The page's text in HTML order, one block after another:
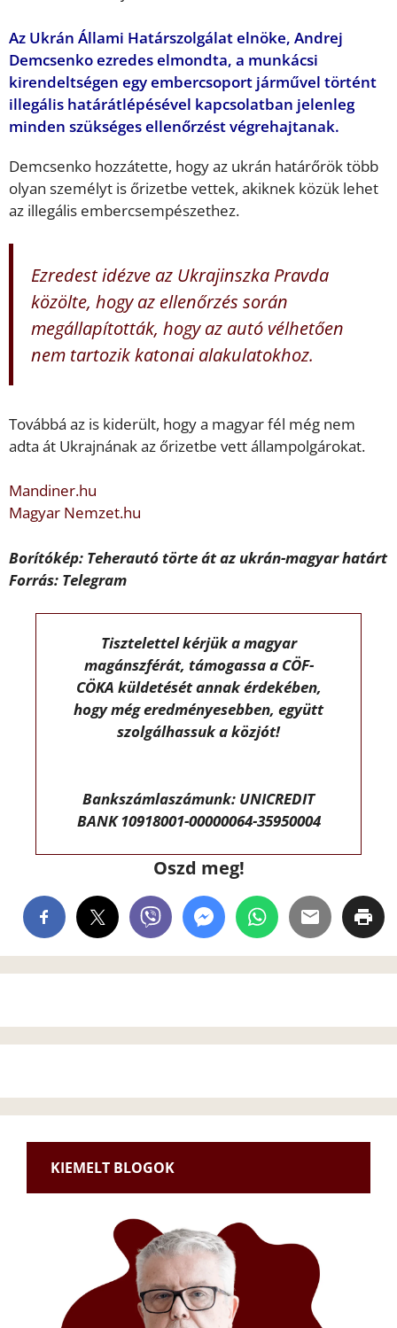
Az Ukrán Állami Határszolgálat elnöke, Andrej
Demcsenko ezredes elmondta, a munkácsi
kirendeltségen egy embercsoport járművel történt
illegális határátlépésével kapcsolatban jelenleg
minden szükséges ellenőrzést végrehajtanak.
Demcsenko hozzátette, hogy az ukrán határőrök több
olyan személyt is őrizetbe vettek, akiknek közük lehet
az illegális embercsempészethez.
Ezredest idézve az Ukrajinszka Pravda
közölte, hogy az ellenőrzés során
megállapították, hogy az autó vélhetően
nem tartozik katonai alakulatokhoz.
Továbbá az is kiderült, hogy a magyar fél még nem
adta át Ukrajnának az őrizetbe vett állampolgárokat.
Mandiner.hu
Magyar Nemzet.hu
Borítókép: Teherautó törte át az ukrán-magyar határt
Forrás: Telegram
Tisztelettel kérjük a magyar
magánszférát, támogassa a CÖF-
CÖKA küldetését annak érdekében,
hogy még eredményesebben, együtt
szolgálhassuk a közjót!
Bankszámlaszámunk: UNICREDIT
BANK 10918001-00000064-35950004
Oszd meg!
KIEMELT BLOGOK